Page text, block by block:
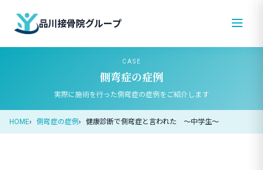
品川接骨院グループ
CASE
側弯症の症例
実際に施術を行った側弯症の症例をご紹介します
HOME 側弯症の症例 健康診断で側弯症と言われた ～中学生～